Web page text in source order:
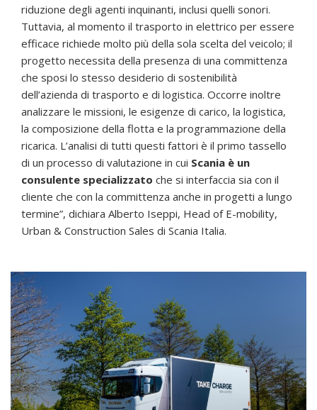
riduzione degli agenti inquinanti, inclusi quelli sonori.
Tuttavia, al momento il trasporto in elettrico per essere
efficace richiede molto più della sola scelta del veicolo; il
progetto necessita della presenza di una committenza
che sposi lo stesso desiderio di sostenibilità
dell’azienda di trasporto e di logistica. Occorre inoltre
analizzare le missioni, le esigenze di carico, la logistica,
la composizione della flotta e la programmazione della
ricarica. L’analisi di tutti questi fattori è il primo tassello
di un processo di valutazione in cui Scania è un
consulente specializzato che si interfaccia sia con il
cliente che con la committenza anche in progetti a lungo
termine”, dichiara Alberto Iseppi, Head of E-mobility,
Urban & Construction Sales di Scania Italia.